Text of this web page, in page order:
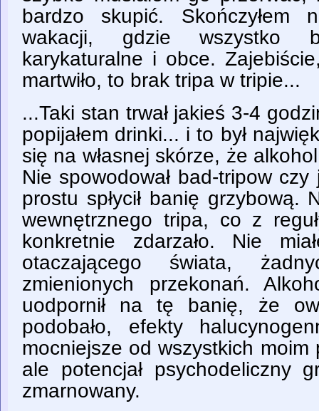
bardzo skupić.
wakacji, gdzie wszystko
karykaturalne i obce.
martwiło, to brak tripa w tripie...
...Taki stan trwał jakieś 3-4
popijałem drinki... i to był
się na własnej skórze, że
Nie spowodował bad-tripow
prostu spłycił banię grzybową.
wewnętrznego tripa, co z
konkretnie zdarzało. Nie
otaczającego świata,
zmienionych przekonań.
uodpornił na tę banię, że
podobało, efekty
mocniejsze od wszystkich
ale potencjał psychodeliczny
zmarnowany.